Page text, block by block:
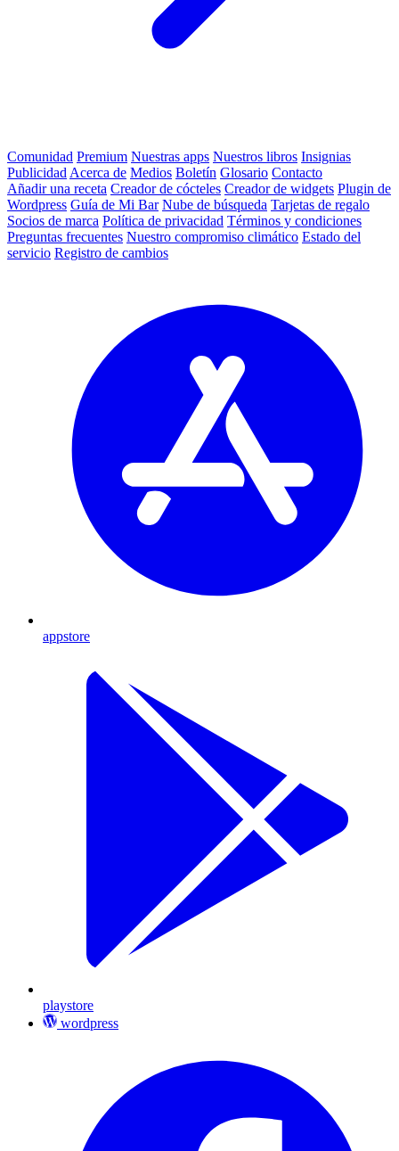
Comunidad Premium Nuestras apps Nuestros libros Insignias
Publicidad Acerca de Medios Boletín Glosario Contacto
Añadir una receta Creador de cócteles Creador de widgets Plugin de
Wordpress Guía de Mi Bar Nube de búsqueda Tarjetas de regalo
Socios de marca Política de privacidad Términos y condiciones
Preguntas frecuentes Nuestro compromiso climático Estado del
servicio Registro de cambios
appstore
playstore
wordpress